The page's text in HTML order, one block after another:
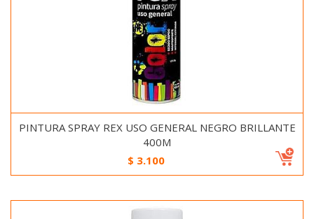
PINTURA SPRAY REX USO GENERAL NEGRO BRILLANTE
400M
$ 3.100